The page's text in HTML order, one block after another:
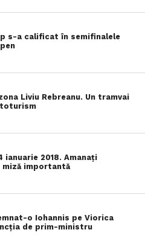
s-a calificat în semifinalele
Liviu Rebreanu. Un tramvai
ianuarie 2018. Amanaţi
importantă
o Iohannis pe Viorica
de prim-ministru